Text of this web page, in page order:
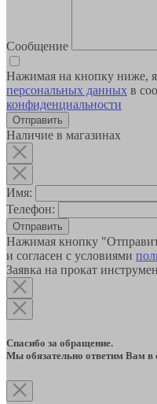
Сообщение
Нажимая на кнопку ниже,
персональных данных в
конфиденциальности
Наличие в магазинах
Имя:
Телефон:
Отправить
Нажимая кнопку
и согласен с условиями
Заявка на прокат
Спасибо за обращение.
Мы обязательно ответим Вам